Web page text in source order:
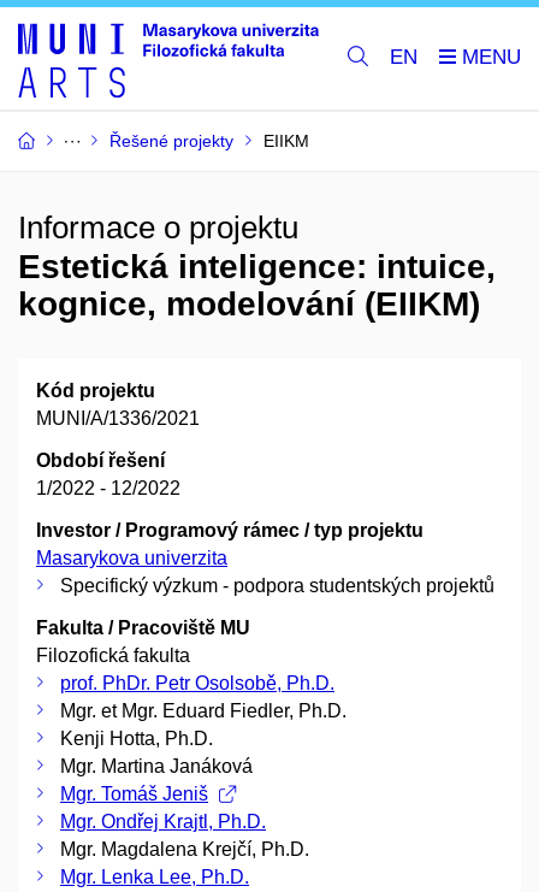
EN
Řešené projekty EIIKM
Informace o projektu
Estetická inteligence: intuice,
kognice, modelování (EIIKM)
Kód projektu
MUNI/A/1336/2021
Období řešení
1/2022 - 12/2022
Investor / Programový rámec / typ projektu
Masarykova univerzita
Specifický výzkum - podpora studentských projektů
Fakulta / Pracoviště MU
Filozofická fakulta
prof. PhDr. Petr Osolsobě, Ph.D.
Mgr. et Mgr. Eduard Fiedler, Ph.D.
Kenji Hotta, Ph.D.
Mgr. Martina Janáková
Mgr. Tomáš Jeniš
Mgr. Ondřej Krajtl, Ph.D.
Mgr. Magdalena Krejčí, Ph.D.
Mgr. Lenka Lee, Ph.D.